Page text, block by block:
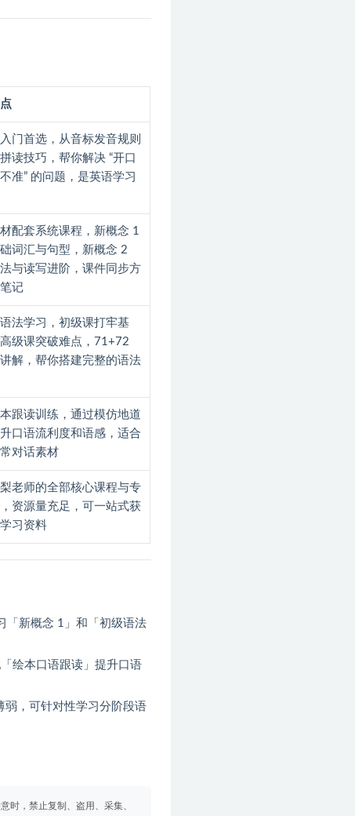
门首选，从音标发音规则
读技巧，帮你解决 “开口
准” 的问题，是英语学习
配套系统课程，新概念 1
词汇与句型，新概念 2
与读写进阶，课件同步方
记
法学习，初级课打牢基
级课突破难点，71+72
解，帮你搭建完整的语法
跟读训练，通过模仿地道
口语流利度和语感，适合
对话素材
老师的全部核心课程与专
资源量充足，可一站式获
习资料
「新概念 1」和「初级语法
绘本口语跟读」提升口语
弱，可针对性学习分阶段语
时，禁止复制、盗用、采集、